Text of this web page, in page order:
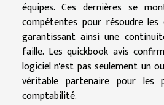
équipes. Ces dernières se
compétentes pour résoudre les
garantissant ainsi une
faille. Les quickbook avis
logiciel n'est pas seulement un
véritable partenaire pour les
comptabilité.